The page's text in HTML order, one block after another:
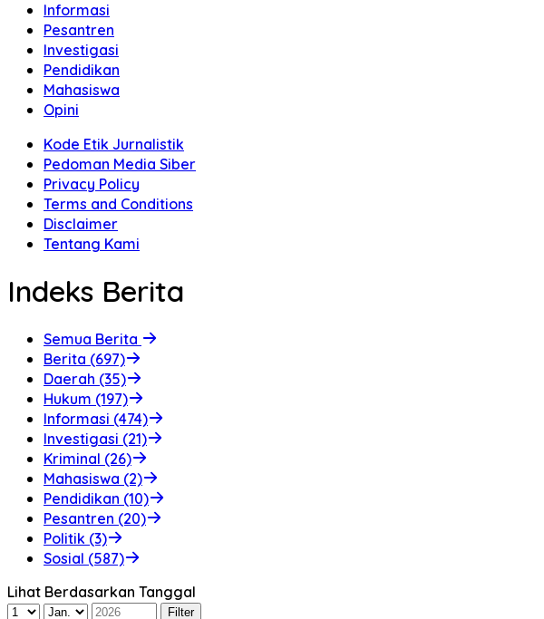
Informasi
Pesantren
Investigasi
Pendidikan
Mahasiswa
Opini
Kode Etik Jurnalistik
Pedoman Media Siber
Privacy Policy
Terms and Conditions
Disclaimer
Tentang Kami
Indeks Berita
Semua Berita
Berita (697)
Daerah (35)
Hukum (197)
Informasi (474)
Investigasi (21)
Kriminal (26)
Mahasiswa (2)
Pendidikan (10)
Pesantren (20)
Politik (3)
Sosial (587)
Lihat Berdasarkan Tanggal